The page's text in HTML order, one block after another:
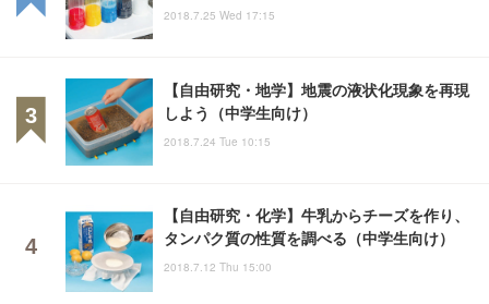
2018.7.25 Wed 17:15
【自由研究・地学】地震の液状化現象を再現
しよう（中学生向け）
2018.7.24 Tue 10:15
【自由研究・化学】牛乳からチーズを作り、
タンパク質の性質を調べる（中学生向け）
2018.7.12 Thu 15:00